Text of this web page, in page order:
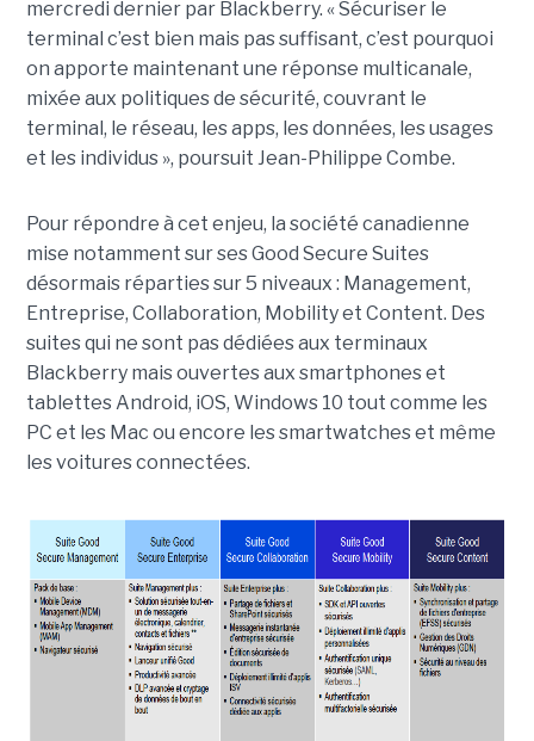
mercredi dernier par Blackberry. « Sécuriser le
terminal c’est bien mais pas suffisant, c’est pourquoi
on apporte maintenant une réponse multicanale,
mixée aux politiques de sécurité, couvrant le
terminal, le réseau, les apps, les données, les usages
et les individus », poursuit Jean-Philippe Combe.
Pour répondre à cet enjeu, la société canadienne
mise notamment sur ses Good Secure Suites
désormais réparties sur 5 niveaux : Management,
Entreprise, Collaboration, Mobility et Content. Des
suites qui ne sont pas dédiées aux terminaux
Blackberry mais ouvertes aux smartphones et
tablettes Android, iOS, Windows 10 tout comme les
PC et les Mac ou encore les smartwatches et même
les voitures connectées.